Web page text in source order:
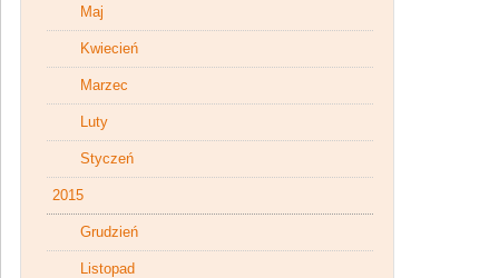
Maj
Kwiecień
Marzec
Luty
Styczeń
2015
Grudzień
Listopad